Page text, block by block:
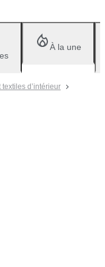
À la une
textiles d’intérieur